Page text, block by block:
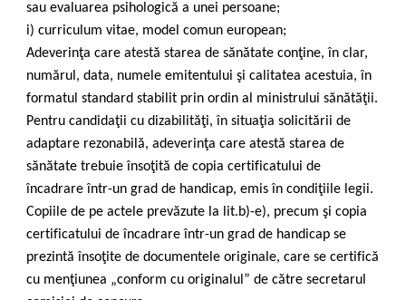
sau evaluarea psihologică a unei persoane;
i) curriculum vitae, model comun european;
Adeverinţa care atestă starea de sănătate conţine, în clar,
numărul, data, numele emitentului şi calitatea acestuia, în
formatul standard stabilit prin ordin al ministrului sănătăţii.
Pentru candidaţii cu dizabilităţi, în situaţia solicitării de
adaptare rezonabilă, adeverinţa care atestă starea de
sănătate trebuie însoţită de copia certificatului de
încadrare într-un grad de handicap, emis în condiţiile legii.
Copiile de pe actele prevăzute la lit.b)-e), precum şi copia
certificatului de încadrare într-un grad de handicap se
prezintă însoţite de documentele originale, care se certifică
cu menţiunea „conform cu originalul” de către secretarul